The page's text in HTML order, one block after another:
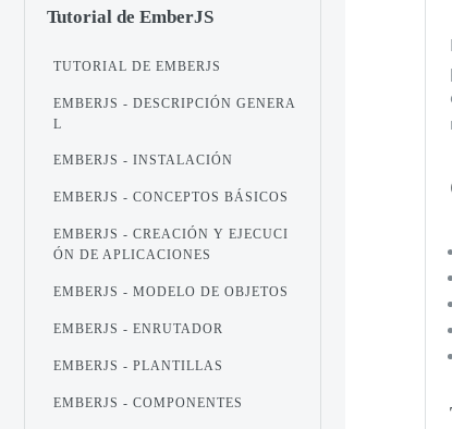
Tutorial de EmberJS
TUTORIAL DE EMBERJS
EMBERJS - DESCRIPCIÓN GENERA
L
EMBERJS - INSTALACIÓN
EMBERJS - CONCEPTOS BÁSICOS
EMBERJS - CREACIÓN Y EJECUCI
ÓN DE APLICACIONES
EMBERJS - MODELO DE OBJETOS
EMBERJS - ENRUTADOR
EMBERJS - PLANTILLAS
EMBERJS - COMPONENTES